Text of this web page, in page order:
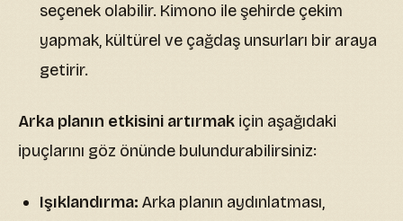
seçenek olabilir. Kimono ile şehirde çekim
yapmak, kültürel ve çağdaş unsurları bir araya
getirir.
Arka planın etkisini artırmak için aşağıdaki
ipuçlarını göz önünde bulundurabilirsiniz:
Işıklandırma: Arka planın aydınlatması,